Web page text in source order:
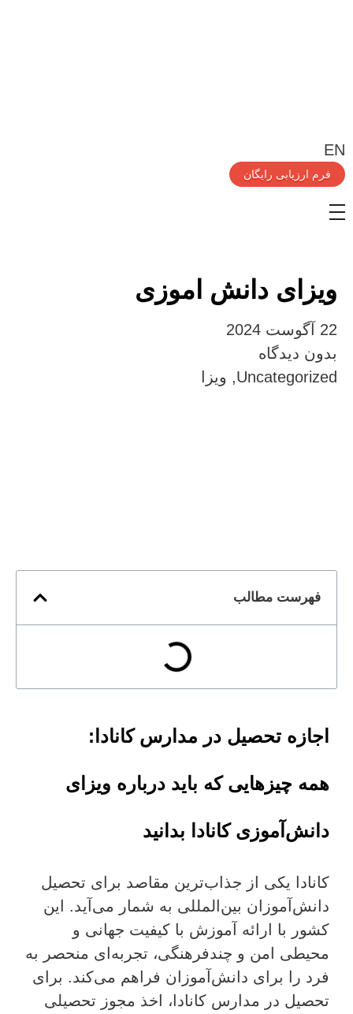
EN
فرم ارزیابی رایگان
ویزای دانش اموزی
22 آگوست 2024
بدون دیدگاه
Uncategorized
, ویزا
فهرست مطالب
اجازه تحصیل در مدارس کانادا:
همه چیزهایی که باید درباره ویزای
دانش‌آموزی کانادا بدانید
کانادا یکی از جذاب‌ترین مقاصد برای تحصیل
دانش‌آموزان بین‌المللی به شمار می‌آید. این
کشور با ارائه آموزش با کیفیت جهانی و
محیطی امن و چندفرهنگی، تجربه‌ای منحصر به
فرد را برای دانش‌آموزان فراهم می‌کند. برای
تحصیل در مدارس کانادا، اخذ مجوز تحصیلی